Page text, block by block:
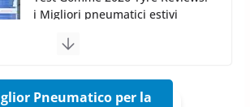
Pirelli Cinturato 2026: due
vittorie nei test europei
nuovo estivo premium
16 Marzo 2026 6 min read
Pneumatico per la